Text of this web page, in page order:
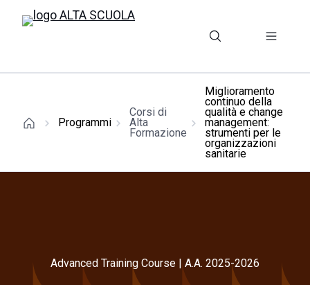
Programmi
Corsi di
Alta
Formazione
Miglioramento
continuo della
qualità e change
management:
strumenti per le
organizzazioni
sanitarie
Advanced Training Course | A.A. 2025-2026